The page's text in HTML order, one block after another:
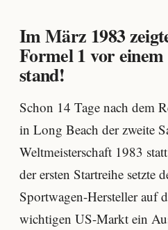
Im März 1983
Formel 1 vor
stand!
Schon 14 Tage nach dem
in Long Beach der zweite
Weltmeisterschaft 1983
der ersten Startreihe setzte
Sportwagen-Hersteller auf
wichtigen US-Markt ein